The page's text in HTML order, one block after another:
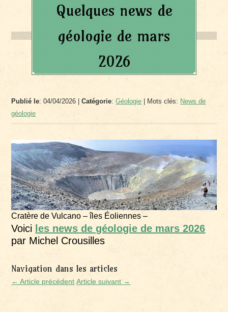
Quelques news de
géologie de mars
2026
Publié le: 04/04/2026 |Catégorie:Géologie | Mots clés: News de
géologie
Cratère de Vulcano – îles Éoliennes –
Voici les news de géologie de mars 2026
par Michel Crousilles
Navigation dans les articles
← Article précédent Article suivant →